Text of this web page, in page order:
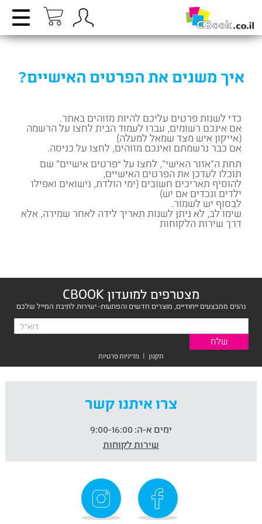
איך משנים את הפרטים האישיים?
כדי לשנות פרטים עליכם להיות מזוהים באתר.
אם אינכם רשומים, עברו לעמוד הבית לחצו על הרשמה
(אייקון איש מצד שמאל למעלה)
אם כבר נרשמתם ואינכם מזוהים, לחצו על כניסה.
תחת ה”אזור האישי”, לחצו על “פרטים אישיים” שם
תוכלו לעדכן את הפרטים האישיים,
להוסיף תאריכים חשובים (ימי הולדת, נישואים ואפילו
ילדים ונכדים אם יש)
לבסוף יש לשמור.
שימו לב, לא ניתן לשנות תאריך לידה לאחר שמירה, אלא
דרך שירות הלקוחות
מצטרפים למועדון CBOOK
נהנים ממבצעים ייחודיים, מוצרים חדשים והפתעות- ישירות לתיבת המייל שלכם
תקנון | מדיניות פרטיות
צרו איתנו קשר
ימים א-ה:
שירות לקוחות